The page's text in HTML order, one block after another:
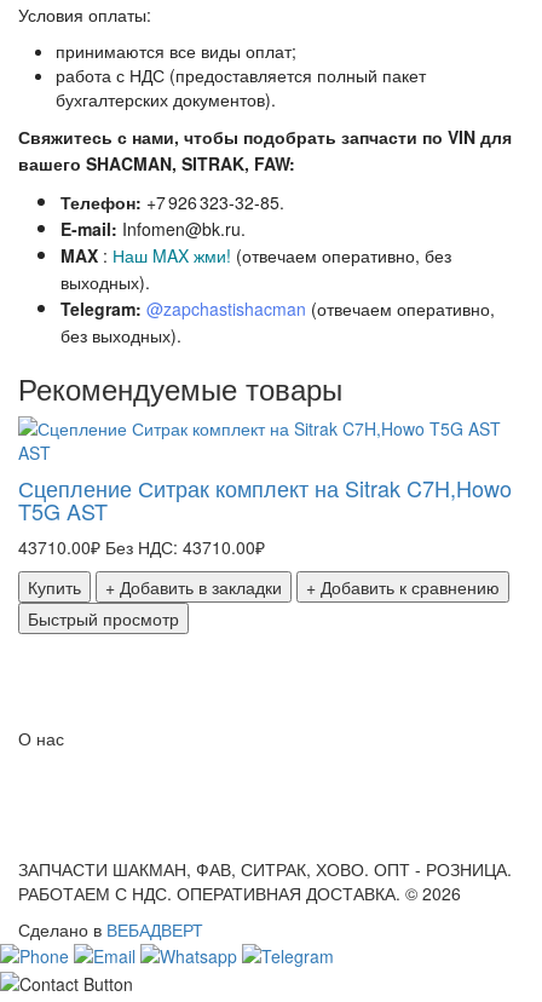
Условия оплаты:
принимаются все виды оплат;
работа с НДС (предоставляется полный пакет
бухгалтерских документов).
Свяжитесь с нами, чтобы подобрать запчасти по VIN для
вашего SHACMAN, SITRAK, FAW:
Телефон: +7 926 323‑32‑85.
E‑mail: Infomen@bk.ru.
MAX : Наш MAX жми! (отвечаем оперативно, без
выходных).
Telegram: @zapchastishacman (отвечаем оперативно,
без выходных).
Рекомендуемые товары
AST
Сцепление Ситрак комплект на Sitrak C7H,Howo
T5G AST
43710.00₽ Без НДС: 43710.00₽
Купить
+ Добавить в закладки
+ Добавить к сравнению
Быстрый просмотр
О нас
ЗАПЧАСТИ ШАКМАН, ФАВ, СИТРАК, ХОВО. ОПТ - РОЗНИЦА.
РАБОТАЕМ С НДС. ОПЕРАТИВНАЯ ДОСТАВКА. © 2026
Сделано в ВЕБАДВЕРТ